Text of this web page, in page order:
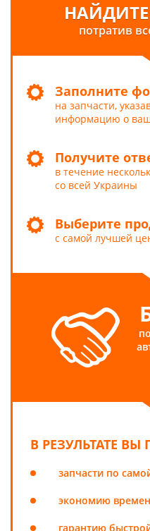
потратив
Заполните
на запчасти,
информацию о
Получите
в течение
со всей Украины
Выберите
с самой лучшей
В РЕЗУЛЬТАТЕ ВЫ
запчасти по
экономию
гарантию